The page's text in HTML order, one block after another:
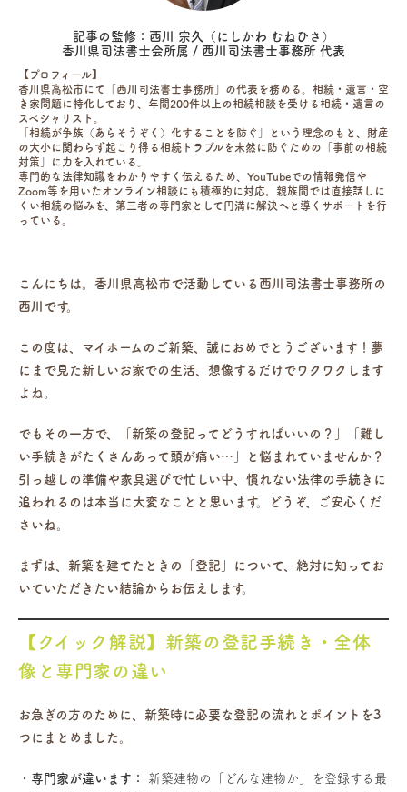
記事の監修：西川 宗久（にしかわ むねひさ）
香川県司法書士会所属 / 西川司法書士事務所 代表
【プロフィール】
香川県高松市にて「西川司法書士事務所」の代表を務める。相続・遺言・空
き家問題に特化しており、年間200件以上の相続相談を受ける相続・遺言の
スペシャリスト。
「相続が争族（あらそうぞく）化することを防ぐ」という理念のもと、財産
の大小に関わらず起こり得る相続トラブルを未然に防ぐための「事前の相続
対策」に力を入れている。
専門的な法律知識をわかりやすく伝えるため、YouTubeでの情報発信や
Zoom等を用いたオンライン相談にも積極的に対応。親族間では直接話しに
くい相続の悩みを、第三者の専門家として円満に解決へと導くサポートを行
っている。
こんにちは。香川県高松市で活動している西川司法書士事務所の
西川です。
この度は、マイホームのご新築、誠におめでとうございます！夢
にまで見た新しいお家での生活、想像するだけでワクワクします
よね。
でもその一方で、「新築の登記ってどうすればいいの？」「難し
い手続きがたくさんあって頭が痛い…」と悩まれていませんか？
引っ越しの準備や家具選びで忙しい中、慣れない法律の手続きに
追われるのは本当に大変なことと思います。どうぞ、ご安心くだ
さいね。
まずは、新築を建てたときの「登記」について、絶対に知ってお
いていただきたい結論からお伝えします。
【クイック解説】新築の登記手続き・全体
像と専門家の違い
お急ぎの方のために、新築時に必要な登記の流れとポイントを3
つにまとめました。
専門家が違います：
新築建物の「どんな建物か」を登録する最